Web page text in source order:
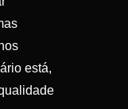
está,